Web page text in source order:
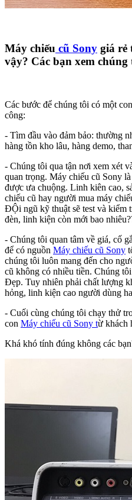
Máy chiếu cũ Sony giá rẻ
vậy? Các bạn xem
Các bước để chúng tôi có một
công:
- Tìm đầu vào đảm bảo: thường
hàng tồn kho lâu, hàng demo,
- Chúng tôi qua tận nơi xem xét
quan trọng. Máy chiếu cũ Sony
được ưa chuộng. Linh kiên cao,
chiếu cũ hay người mua máy
ĐỘi ngũ kỹ thuật sẽ test và kiểm
đèn, linh kiện còn mới bao
- Chúng tôi quan tâm về giá, cố
để có nguồn Máy chiếu cũ Sony
chúng tôi luôn mang đến cho
cũ không có nhiều tiền. Chúng
Đẹp. Tuy nhiên phải chất lượng
hỏng, linh kiện cao người dùng
- Cuối cùng chúng tôi chạy thử
con Máy chiếu cũ Sony từ khách
Khá khó tính đúng không các